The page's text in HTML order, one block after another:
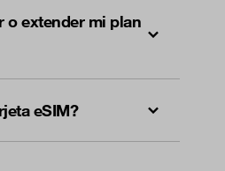
o extender mi plan
eSIM?